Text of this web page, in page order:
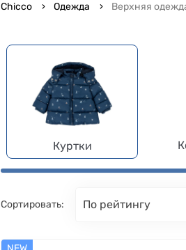
Chicco Одежда Верхняя
Куртки
Сортировать: по рейтингу